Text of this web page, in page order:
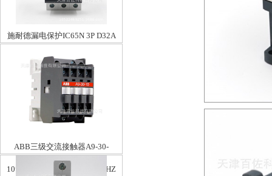
施耐德漏电保护IC65N 3P D32A
ABB三级交流接触器A9-30-
10*230-240V50/240-260V60HZ